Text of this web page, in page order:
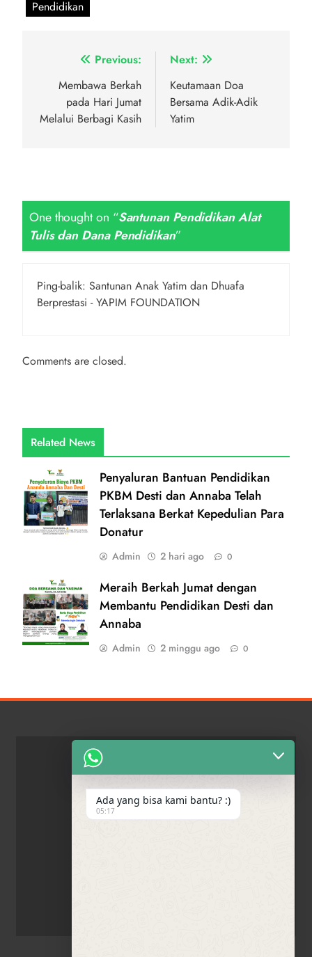
Pendidikan
Navigasi
pos
Previous:
Membawa Berkah
pada Hari Jumat
Melalui Berbagi Kasih
Next:
Keutamaan Doa
Bersama Adik-Adik
Yatim
One thought on “Santunan Pendidikan Alat
Tulis dan Dana Pendidikan”
Ping-balik: Santunan Anak Yatim dan Dhuafa
Berprestasi - YAPIM FOUNDATION
Comments are closed.
Related News
Penyaluran Bantuan Pendidikan
PKBM Desti dan Annaba Telah
Terlaksana Berkat Kepedulian Para
Donatur
Admin 2 hari ago 0
Meraih Berkah Jumat dengan
Membantu Pendidikan Desti dan
Annaba
Admin 2 minggu ago 0
Ada yang bisa kami bantu? :)
05:17